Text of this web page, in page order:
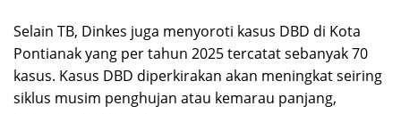
Selain TB, Dinkes juga menyoroti kasus DBD di Kota
Pontianak yang per tahun 2025 tercatat sebanyak 70
kasus. Kasus DBD diperkirakan akan meningkat seiring
siklus musim penghujan atau kemarau panjang,